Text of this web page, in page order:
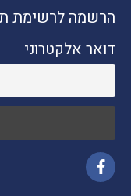
הרשמה לרשימת
דואר אלקטרוני